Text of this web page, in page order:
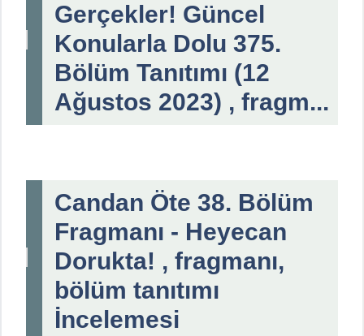
Gerçekler! Güncel
Konularla Dolu 375.
Bölüm Tanıtımı (12
Ağustos 2023) , fragm...
Candan Öte 38. Bölüm
Fragmanı - Heyecan
Dorukta! , fragmanı,
bölüm tanıtımı
İncelemesi